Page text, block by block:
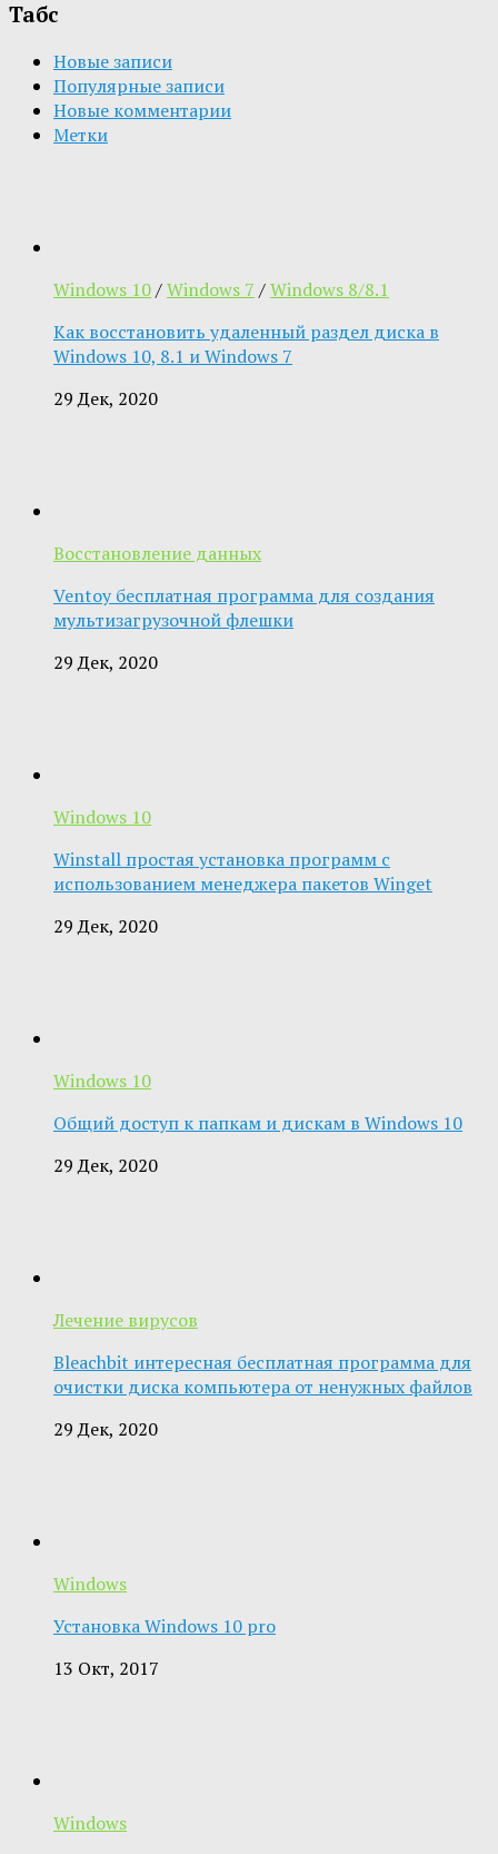
Табс
Новые записи
Популярные записи
Новые комментарии
Метки
Windows 10/Windows 7 /Windows 8/8.1
Как восстановить удаленный раздел диска в
Windows 10, 8.1 и Windows 7
29 Дек, 2020
Восстановление данных
Ventoy бесплатная программа для создания
мультизагрузочной флешки
29 Дек, 2020
Windows 10
Winstall простая установка программ с
использованием менеджера пакетов Winget
29 Дек, 2020
Windows 10
Общий доступ к папкам и дискам в Windows 10
29 Дек, 2020
Лечение вирусов
Bleachbit интересная бесплатная программа для
очистки диска компьютера от ненужных файлов
29 Дек, 2020
Windows
Установка Windows 10 pro
13 Окт, 2017
Windows